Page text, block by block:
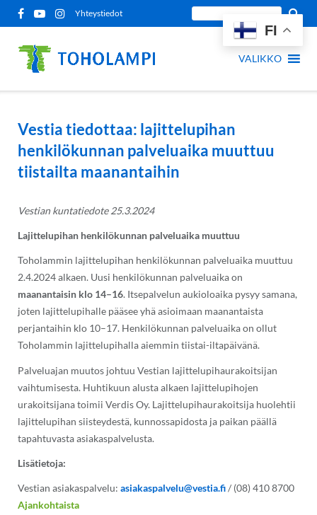
Siirry
sisältöön
Yhteystiedot
sivustolta:
VALIKKO
Vestia tiedottaa: lajittelupihan
henkilökunnan palveluaika muuttuu
tiistailta maanantaihin
Vestian kuntatiedote 25.3.2024
Lajittelupihan henkilökunnan palveluaika muuttuu
Toholammin lajittelupihan henkilökunnan palveluaika muuttuu
2.4.2024 alkaen. Uusi henkilökunnan palveluaika on
maanantaisin klo 14–16. Itsepalvelun aukioloaika pysyy samana,
joten lajittelupihalle pääsee yhä asioimaan maanantaista
perjantaihin klo 10–17. Henkilökunnan palveluaika on ollut
Toholammin lajittelupihalla aiemmin tiistai-iltapäivänä.
Palveluajan muutos johtuu Vestian lajittelupihaurakoitsijan
vaihtumisesta. Huhtikuun alusta alkaen lajittelupihojen
urakoitsijana toimii Verdis Oy. Lajittelupihaurakoitsija huolehtii
lajittelupihan siisteydestä, kunnossapidosta ja paikan päällä
tapahtuvasta asiakaspalvelusta.
Lisätietoja:
Vestian asiakaspalvelu: asiakaspalvelu@vestia.fi/ (08) 410 8700
Ajankohtaista
FI